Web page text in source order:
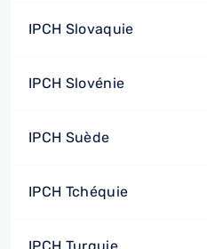
IPCH Slovaquie
IPCH Slovénie
IPCH Suède
IPCH Tchéquie